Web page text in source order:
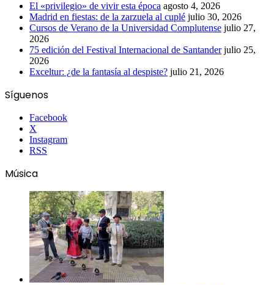
El «privilegio» de vivir esta época agosto 4, 2026
Madrid en fiestas: de la zarzuela al cuplé julio 30, 2026
Cursos de Verano de la Universidad Complutense julio 27,
2026
75 edición del Festival Internacional de Santander julio 25,
2026
Exceltur: ¿de la fantasía al despiste? julio 21, 2026
Síguenos
Facebook
X
Instagram
RSS
Música